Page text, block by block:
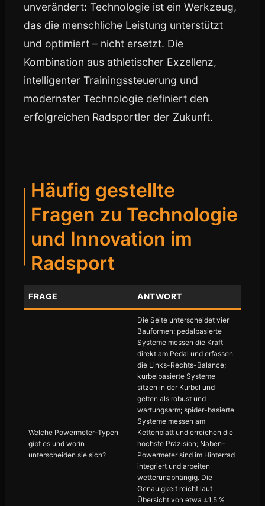
unverändert: Technologie ist ein Werkzeug,
das die menschliche Leistung unterstützt
und optimiert – nicht ersetzt. Die
Kombination aus athletischer Exzellenz,
intelligenter Trainingssteuerung und
modernster Technologie definiert den
erfolgreichen Radsportler der Zukunft.
Häufig gestellte
Fragen zu Technologie
und Innovation im
Radsport
FRAGE ANTWORT
Welche Powermeter-Typen
gibt es und worin
unterscheiden sie sich?
Die Seite unterscheidet vier
Bauformen: pedalbasierte
Systeme messen die Kraft
direkt am Pedal und erfassen
die Links-Rechts-Balance;
kurbelbasierte Systeme
sitzen in der Kurbel und
gelten als robust und
wartungsarm; spider-basierte
Systeme messen am
Kettenblatt und erreichen die
höchste Präzision; Naben-
Powermeter sind im Hinterrad
integriert und arbeiten
wetterunabhängig. Die
Genauigkeit reicht laut
Übersicht von etwa ±1,5 %